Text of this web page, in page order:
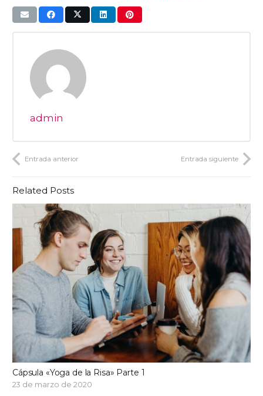
admin
Entrada anterior Entrada siguiente
Related Posts
Cápsula «Yoga de la Risa» Parte 1
23 de marzo de 2020